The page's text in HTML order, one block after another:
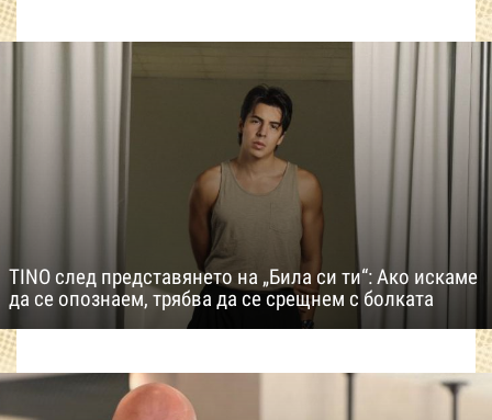
TINO след представянето на „Била си ти“: Ако искаме
да се опознаем, трябва да се срещнем с болката